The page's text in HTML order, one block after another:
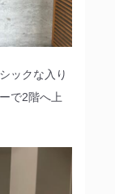
ックな入り
で2階へ上